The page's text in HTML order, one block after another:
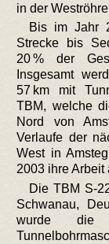
in der
Bis im Jahr
Strecke bis
20 % der
Insgesamt
57 km mit
TBM, welche
Nord von
Verlaufe der
West in
2003 ihre Arbeit
Die TBM S-
Schwanau,
wurde die